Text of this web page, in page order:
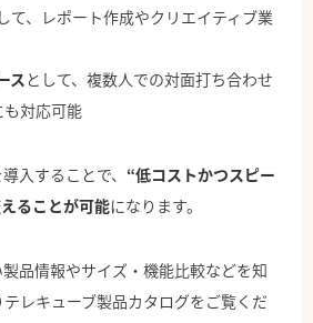
て、レポート作成やクリエイティブ業
スとして、複数人での対面打ち合わせ
対応可能
入することで、 “低コストかつスピー
ることが可能になります。
品情報やサイズ・機能比較などを知
テレキューブ製品カタログをご覧くだ